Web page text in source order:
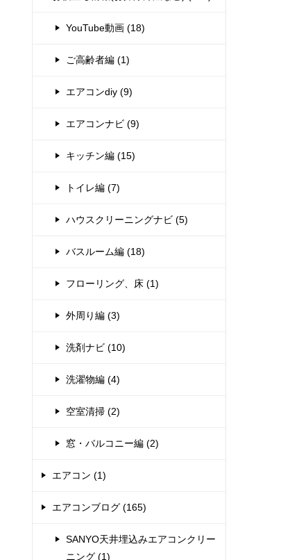
YouTube動画 (18)
ご高齢者編 (1)
エアコンdiy (9)
エアコンナビ (9)
キッチン編 (15)
トイレ編 (7)
ハウスクリーニングナビ (5)
バスルーム編 (18)
フローリング、床 (1)
外周り編 (3)
洗剤ナビ (10)
洗濯物編 (4)
空室清掃 (2)
窓・バルコニー編 (2)
エアコン (1)
エアコンブログ (165)
SANYO天井埋込みエアコンクリー
ニング (1)